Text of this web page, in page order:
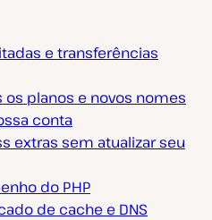
e transferências
planos e novos nomes
conta
extras sem atualizar seu
do PHP
de cache e DNS